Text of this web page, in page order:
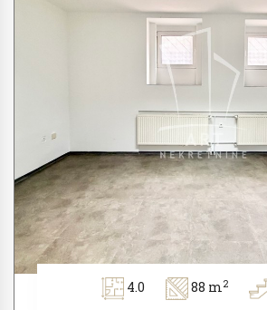
4.0 88 m2